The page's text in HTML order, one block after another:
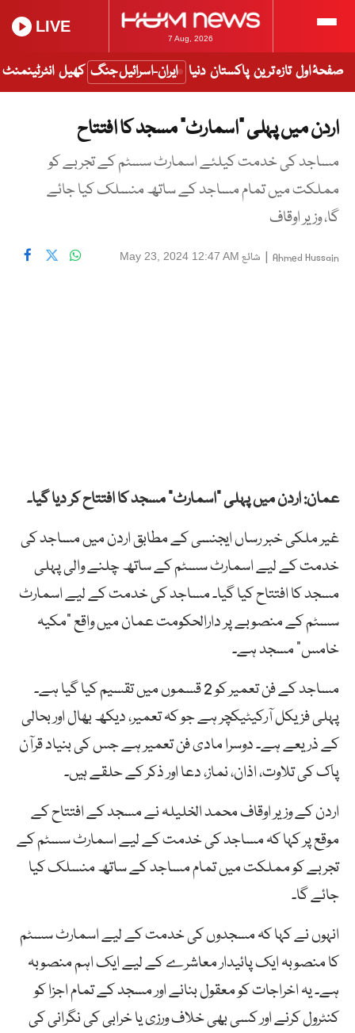
7 Aug, 2026
LIVE
صفحۂ اول تازہ ترین پاکستان دنیا ایران-اسرائیل جنگ کھیل انٹرٹینمنٹ
اردن میں پہلی “اسمارٹ” مسجد کا افتتاح
مساجد کی خدمت کیلئے اسمارٹ سسٹم کے تجربے کو
مملکت میں تمام مساجد کے ساتھ منسلک کیا جائے
گا، وزیر اوقاف
Ahmed Hussain
| شائع May 23, 2024 12:47 AM
عمان: اردن میں پہلی “اسمارٹ” مسجد کا افتتاح کر دیا گیا۔
غیر ملکی خبر رساں ایجنسی کے مطابق اردن میں مساجد کی
خدمت کے لیے اسمارٹ سسٹم کے ساتھ چلنے والی پہلی
مسجد کا افتتاح کیا گیا۔ مساجد کی خدمت کے لیے اسمارٹ
سسٹم کے منصوبے پر دارالحکومت عمان میں واقع “مکیہ
خامس” مسجد ہے۔
مساجد کے فن تعمیر کو 2 قسموں میں تقسیم کیا گیا ہے۔
پہلی فزیکل آرکیٹیکچر ہے جو کہ تعمیر، دیکھ بھال اور بحالی
کے ذریعے ہے۔ دوسرا مادی فن تعمیر ہے جس کی بنیاد قرآن
پاک کی تلاوت، اذان، نماز، دعا اور ذکر کے حلقے ہیں۔
اردن کے وزیر اوقاف محمد الخلیلہ نے مسجد کے افتتاح کے
موقع پر کہا کہ مساجد کی خدمت کے لیے اسمارٹ سسٹم کے
تجربے کو مملکت میں تمام مساجد کے ساتھ منسلک کیا
جائے گا۔
انہوں نے کہا کہ مسجدوں کی خدمت کے لیے اسمارٹ سسٹم
کا منصوبہ ایک پائیدار معاشرے کے لیے ایک اہم منصوبہ
ہے۔ یہ اخراجات کو معقول بنانے اور مسجد کے تمام اجزا کو
کنٹرول کرنے اور کسی بھی خلاف ورزی یا خرابی کی نگرانی کی